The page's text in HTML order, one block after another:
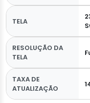
TELA
RESOLUÇÃO DA
TELA
TAXA DE
ATUALIZAÇÃO